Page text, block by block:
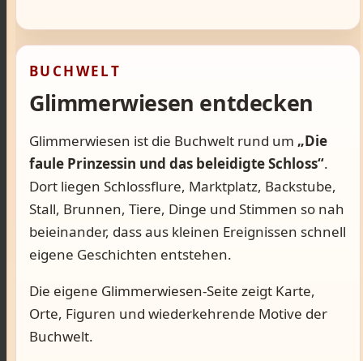
BUCHWELT
Glimmerwiesen entdecken
Glimmerwiesen ist die Buchwelt rund um „Die
faule Prinzessin und das beleidigte Schloss“.
Dort liegen Schlossflure, Marktplatz, Backstube,
Stall, Brunnen, Tiere, Dinge und Stimmen so nah
beieinander, dass aus kleinen Ereignissen schnell
eigene Geschichten entstehen.
Die eigene Glimmerwiesen-Seite zeigt Karte,
Orte, Figuren und wiederkehrende Motive der
Buchwelt.